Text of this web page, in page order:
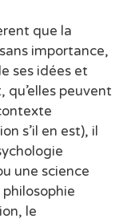
que la
importance,
ses idées et
qu’elles peuvent
s’il en est), il
une science
le